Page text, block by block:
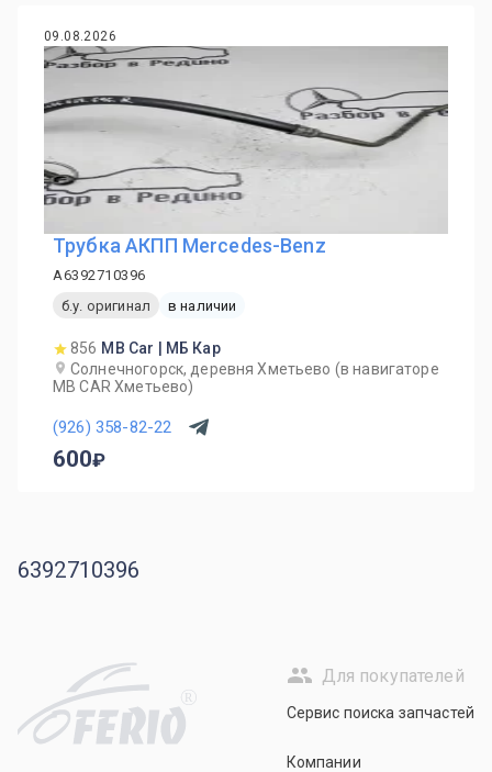
09.08.2026
Трубка АКПП Mercedes-Benz
A6392710396
б.у. оригинал
в наличии
856 MB Car | МБ Кар
Солнечногорск, деревня Хметьево (в навигаторе
MB CAR Хметьево)
(926) 358-82-22
600
6392710396
R
Для покупателей
Сервис поиска запчастей
Компании